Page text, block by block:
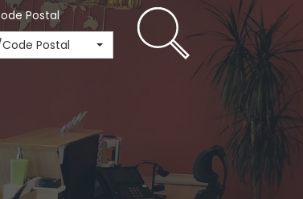
Postal
Postal